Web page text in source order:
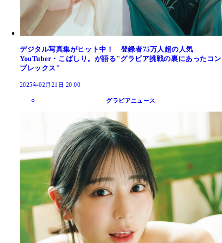
デジタル写真集がヒット中！ 登録者75万人超の人気
YouTuber・こばしり。が語る"グラビア挑戦の裏にあったコン
プレックス"
2025年02月21日 20:00
グラビアニュース